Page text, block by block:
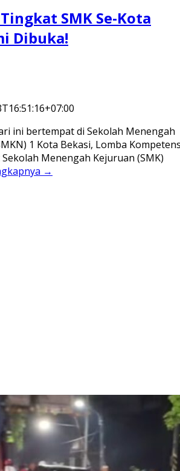
SMK Se-Kota
Dibuka!
ini bertempat di Sekolah Menengah
1 Kota Bekasi, Lomba
Menengah Kejuruan (SMK)
→